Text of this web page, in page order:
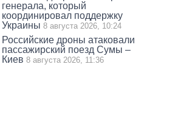
генерала, который
координировал поддержку
Украины 8 августа 2026, 10:24
Российские дроны атаковали
пассажирский поезд Сумы –
Киев 8 августа 2026, 11:36